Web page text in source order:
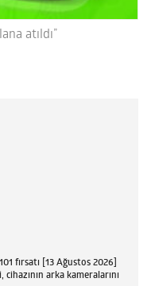
atıldı”
fırsatı [13 Ağustos 2026]
arka kameralarını